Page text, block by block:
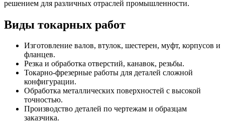
решением для различных отраслей промышленности.
Виды токарных работ
Изготовление валов, втулок, шестерен, муфт, корпусов и
фланцев.
Резка и обработка отверстий, канавок, резьбы.
Токарно-фрезерные работы для деталей сложной
конфигурации.
Обработка металлических поверхностей с высокой
точностью.
Производство деталей по чертежам и образцам
заказчика.